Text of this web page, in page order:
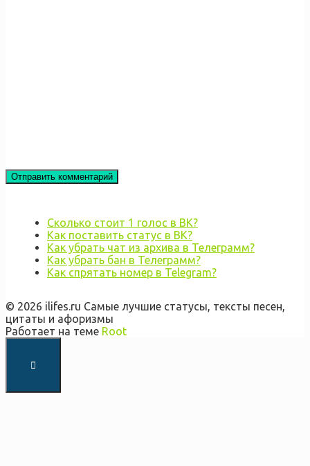
Сколько стоит 1 голос в ВК?
Как поставить статус в ВК?
Как убрать чат из архива в Телеграмм?
Как убрать бан в Телеграмм?
Как спрятать номер в Telegram?
© 2026 ilifes.ru Самые лучшие статусы, тексты песен,
цитаты и афоризмы
Работает на теме Root